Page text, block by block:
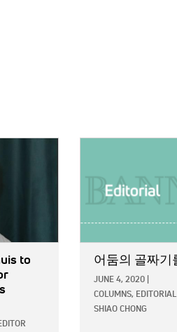
to
어둠의 골짜기
JUNE 4, 2020
COLUMNS, EDITORIAL
SHIAO CHONG